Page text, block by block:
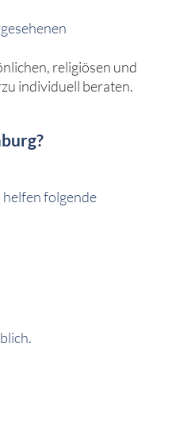
religiösen und
individuell beraten.
folgende